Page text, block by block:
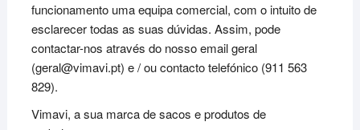
funcionamento uma equipa comercial, com o intuito de
esclarecer todas as suas dúvidas. Assim, pode
contactar-nos através do nosso email geral
(geral@vimavi.pt) e / ou contacto telefónico (911 563
829).
Vimavi, a sua marca de sacos e produtos de